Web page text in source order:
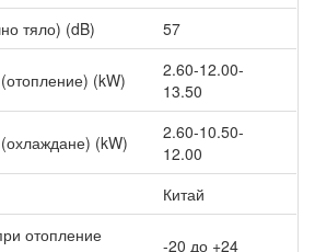
CHML-
CHML-
419.00 €
459.00 €
539.00 €
серия Cassete
тяло) (dB) 57
(kW)
2.60-12.00-
13.50
(kW)
2.60-10.50-
12.00
Китай
отопление
-20 до +24